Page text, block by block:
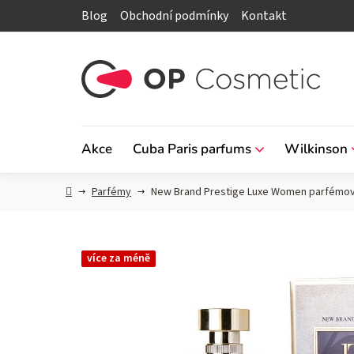
Blog Obchodní podmínky Kontakt
Akce Cuba Paris parfums Wilkinson
DomůParfémy New Brand Prestige Luxe Women
více za méně